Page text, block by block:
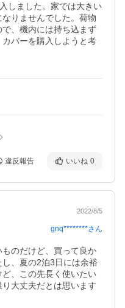
しました。家では大きい
りませんでした。荷物
、機内には持ち込まず
バーを購入しようと考
違反報告 いいね 0
2022/8/5
gnq********さん
のだけど、買って良か
、夏の2泊3日には余裕
、この先長く使いたい
大丈夫だとは思います